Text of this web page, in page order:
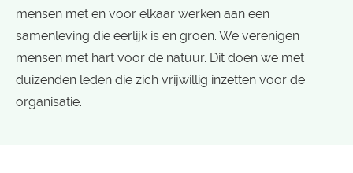
mensen met en voor elkaar werken aan een
samenleving die eerlijk is en groen. We verenigen
mensen met hart voor de natuur. Dit doen we met
duizenden leden die zich vrijwillig inzetten voor de
organisatie.